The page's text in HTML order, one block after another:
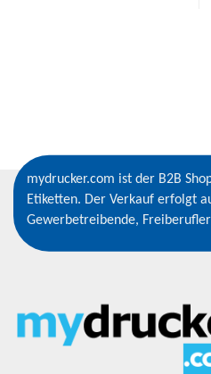
mydrucker.com ist der B2B
Etiketten. Der Verkauf erfolgt
Gewerbetreibende,